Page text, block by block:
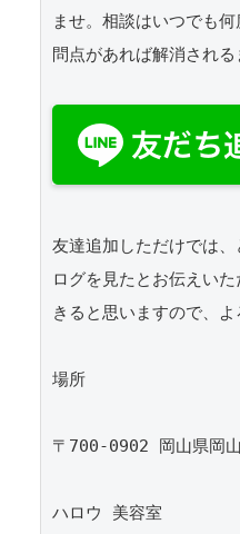
ませ。相談はいつでも
問点があれば解消される
友達追加しただけでは
ログを見たとお伝えい
きると思いますので、
場所
〒700-0902 岡山県岡
ハロウ 美容室